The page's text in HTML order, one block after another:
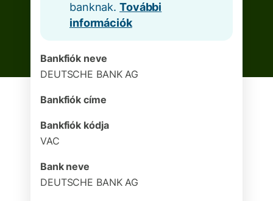
banknak.További
információk
Bankfiók neve
DEUTSCHE BANK AG
Bankfiók címe
Bankfiók kódja
VAC
Bank neve
DEUTSCHE BANK AG